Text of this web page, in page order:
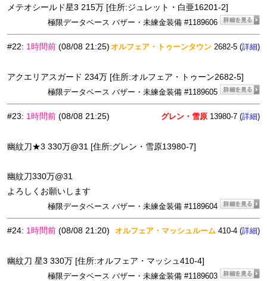
メテオシールド星3 215万 [住所:ジュレット・白亜16201-2]
極限データベース バザー・未練金装備 #1189606
#22: 1時間前 (08/08 21:25) オルフェア・トゥーンタウン 2682-5 (詳細)
アクエリアスガード 234万 [住所:オルフェア・トゥーン2682-5]
極限データベース バザー・未練金装備 #1189605
#23: 1時間前 (08/08 21:25) グレン・雪原 13980-7 (詳細)
幽紋刀★3 330万@31 [住所:グレン・雪原13980-7]
幽紋刀330万@31
よろしくお願いします
極限データベース バザー・未練金装備 #1189604
#24: 1時間前 (08/08 21:20) オルフェア・マッシュルーム 410-4 (詳細)
幽紋刀 星3 330万 [住所:オルフェア・マッシュ410-4]
極限データベース バザー・未練金装備 #1189603